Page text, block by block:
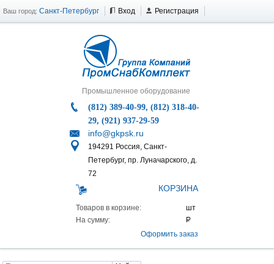
Ваш город: Санкт-Петербург Вход Регистрация
Промышленное оборудование
(812) 389-40-99, (812) 318-40-
29, (921) 937-29-59
info@gkpsk.ru
194291 Россия, Санкт-
Петербург, пр. Луначарского, д.
72
КОРЗИНА
Товаров в корзине:
На сумму:
Оформить заказ